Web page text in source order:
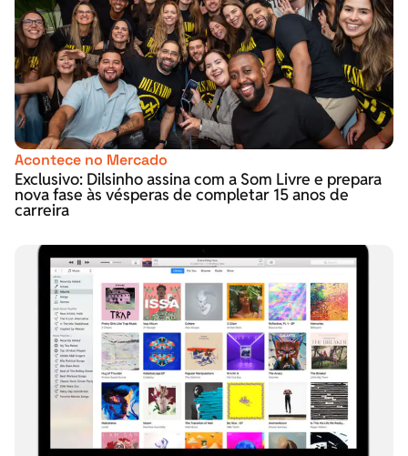
Acontece no Mercado
Exclusivo: Dilsinho assina com a Som Livre e prepara
nova fase às vésperas de completar 15 anos de
carreira